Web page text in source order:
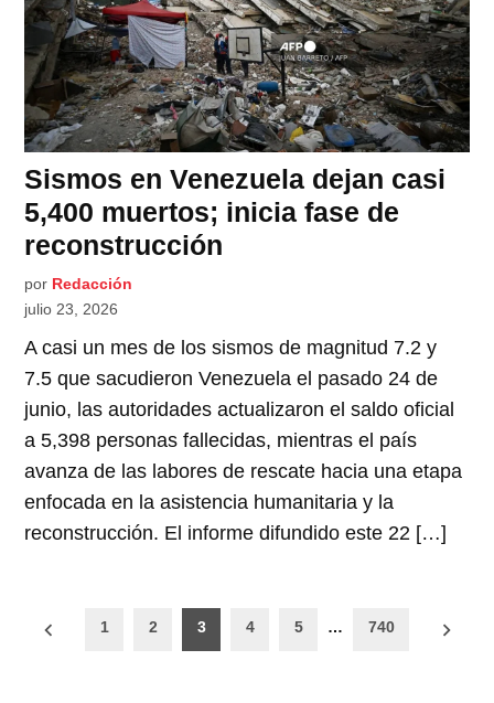
Sismos en Venezuela dejan casi
5,400 muertos; inicia fase de
reconstrucción
por Redacción
julio 23, 2026
A casi un mes de los sismos de magnitud 7.2 y
7.5 que sacudieron Venezuela el pasado 24 de
junio, las autoridades actualizaron el saldo oficial
a 5,398 personas fallecidas, mientras el país
avanza de las labores de rescate hacia una etapa
enfocada en la asistencia humanitaria y la
reconstrucción. El informe difundido este 22 […]
Paginación
1 2 3 4 5 … 740